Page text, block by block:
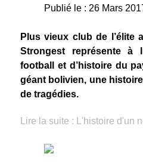
Publié le : 26 Mars
Plus vieux club de l’élite
Strongest représente
football et d’histoire du
géant bolivien, une
de tragédies.
Lire la suite : L'histoire d'un